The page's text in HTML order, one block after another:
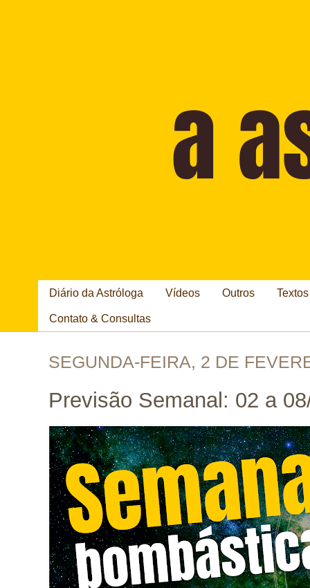
Diário da Astróloga Vídeos Outros
Contato & Consultas
SEGUNDA-FEIRA, 2 DE
Previsão Semanal: 02 a